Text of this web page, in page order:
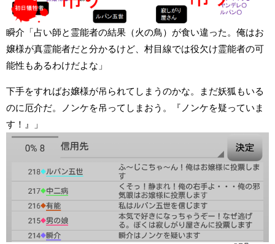
瞬介「占い師と霊能者の結果（火の鳥）が食い違った。俺はお
嬢様が真霊能者だと分かるけど、村目線では役欠け霊能者の可
能性もあるわけだよな」
下手をすればお嬢様が吊られてしまうのかな。まだ妖狐もいる
のに厄介だ。ノンケを吊ってしまおう。『ノンケを疑っていま
す！』」